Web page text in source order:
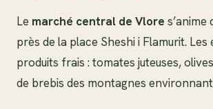
Le marché central de Vlore s’anime
près de la place Sheshi i Flamurit.
produits frais : tomates juteuses,
de brebis des montagnes